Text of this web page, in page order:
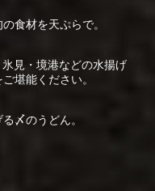
食材を天ぷらで。
見・境港などの水揚げ
堪能ください。
〆のうどん。